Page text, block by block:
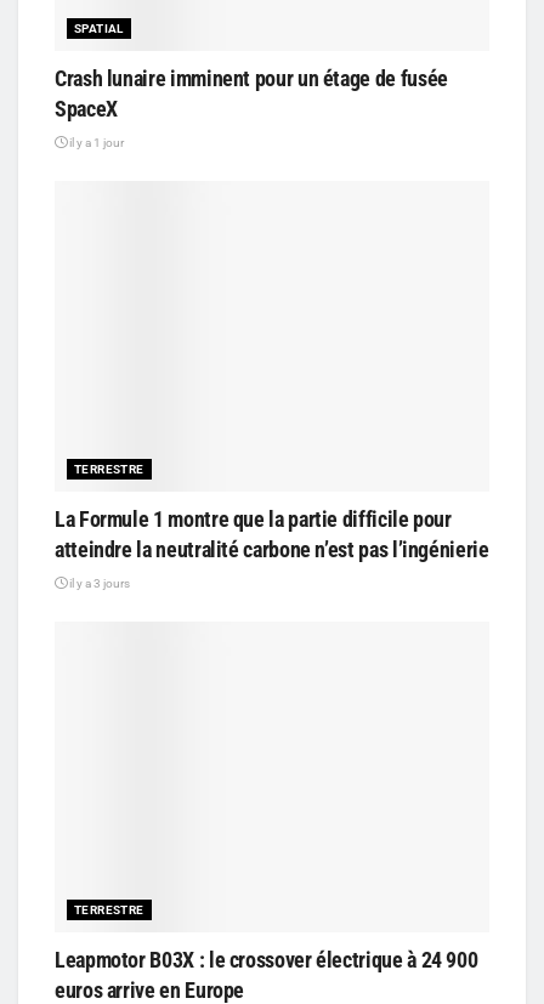
SPATIAL
Crash lunaire imminent pour un étage de fusée
SpaceX
il y a 1 jour
TERRESTRE
La Formule 1 montre que la partie difficile pour
atteindre la neutralité carbone n’est pas l’ingénierie
il y a 3 jours
TERRESTRE
Leapmotor B03X : le crossover électrique à 24 900
euros arrive en Europe